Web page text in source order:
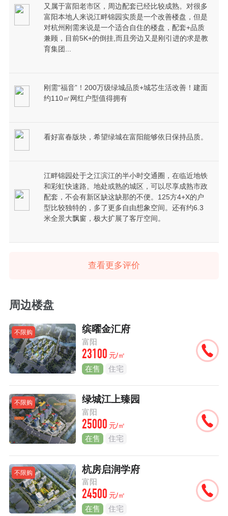
又属于富阳老市区，周边配套已经比较成熟。对很多
富阳本地人来说江畔锦园实质是一个改善楼盘，但是
对杭州刚需来说是一个适合自住的楼盘，配套+品质
兼顾，目前5K+的倒挂,而且旁边又是刚引进的求是教
育集团...
刚需“福音”！200万级绿城品质+城芯生活改善！建面
约110㎡网红户型值得拥有
看好富春版块，希望绿城在富阳能够依日保持品质。
江畔锦园处于之江滨江的半小时交通圈，在临近地铁
和彩虹快速路。地处或熟的城区，可以尽享成熟市政
配套，不会有新区缺这缺那的不便。125方4+X的户
型比较独特的，多了更多自由想象空间。还有约6.3
米全景大飘窗，极大扩展了客厅空间。
查看更多评价
周边楼盘
不限购 缤曜金汇府
富阳
23100 元/㎡
在售 住宅
不限购 绿城江上臻园
富阳
25000 元/㎡
在售 住宅
不限购 杭房启润学府
富阳
24500 元/㎡
在售 住宅